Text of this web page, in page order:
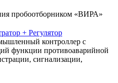
пробоотборником «ВИРА»
+ Регулятор
контроллер с
функции противоаварийной
сигнализации,